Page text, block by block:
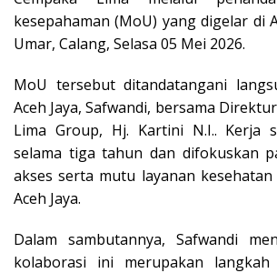
kesepahaman (MoU) yang digelar di
Umar, Calang, Selasa 05 Mei 2026.
MoU tersebut ditandatangani
Aceh Jaya, Safwandi, bersama
Lima Group, Hj. Kartini N.I.. Kerja
selama tiga tahun dan difokuskan
akses serta mutu layanan
Aceh Jaya.
Dalam sambutannya, Safwandi
kolaborasi ini merupakan